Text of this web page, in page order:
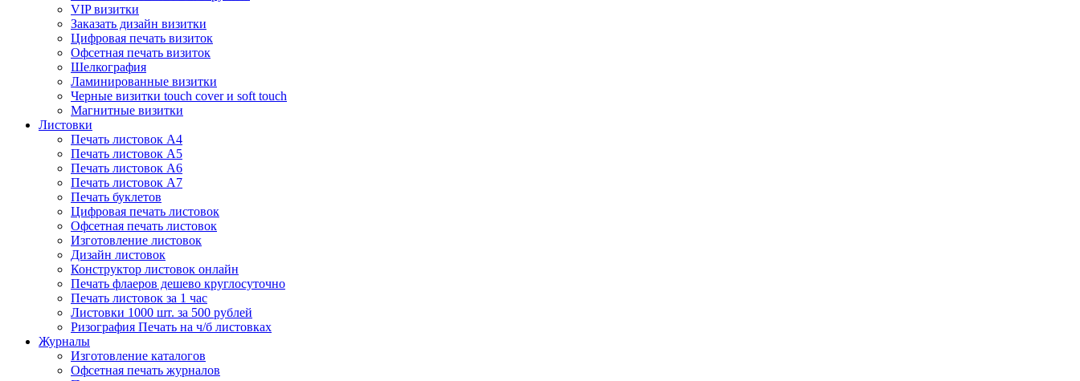
VIP визитки
Заказать дизайн визитки
Цифровая печать визиток
Офсетная печать визиток
Шелкография
Ламинированные визитки
Черные визитки touch cover и soft touch
Магнитные визитки
Листовки
Печать листовок А4
Печать листовок А5
Печать листовок А6
Печать листовок А7
Печать буклетов
Цифровая печать листовок
Офсетная печать листовок
Изготовление листовок
Дизайн листовок
Конструктор листовок онлайн
Печать флаеров дешево круглосуточно
Печать листовок за 1 час
Листовки 1000 шт. за 500 рублей
Ризография Печать на ч/б листовках
Журналы
Изготовление каталогов
Офсетная печать журналов